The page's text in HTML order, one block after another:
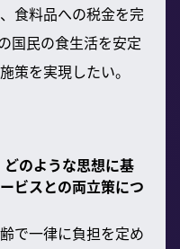
食料品への税金を完
国民の食生活を安定
策を実現したい。
のような思想に基
ビスとの両立策につ
で一律に負担を定め